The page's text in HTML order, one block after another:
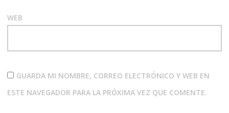
WEB
GUARDA MI NOMBRE, CORREO ELECTRÓNICO Y WEB EN
ESTE NAVEGADOR PARA LA PRÓXIMA VEZ QUE COMENTE.